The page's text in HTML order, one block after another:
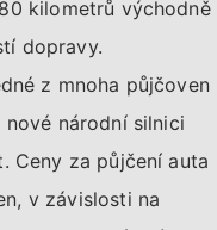
kilometrů východně
dopravy.
z mnoha půjčoven
národní silnici
Ceny za půjčení auta
v závislosti na